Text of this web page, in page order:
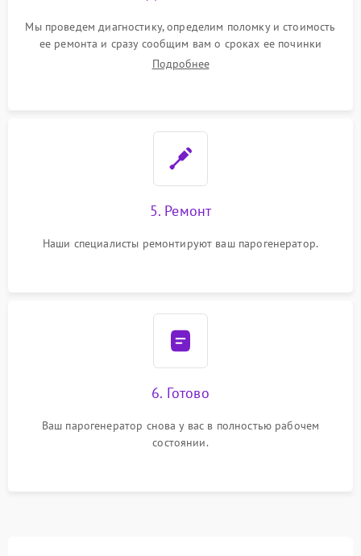
Мы проведем диагностику, определим поломку и стоимость
ее ремонта и сразу сообщим вам о сроках ее починки
Подробнее
5. Ремонт
Наши специалисты ремонтируют ваш парогенератор.
6. Готово
Ваш парогенератор снова у вас в полностью рабочем
состоянии.